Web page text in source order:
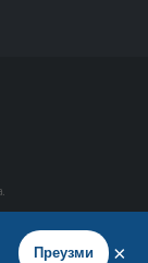
Видео галерија
Преузми ×